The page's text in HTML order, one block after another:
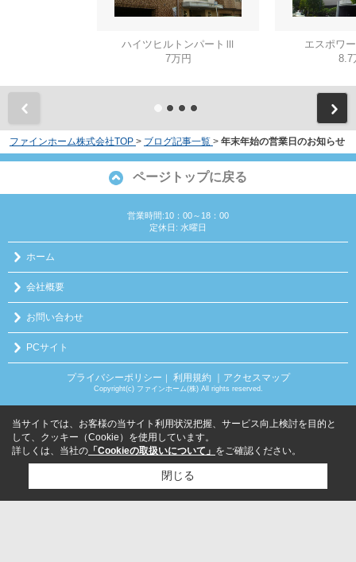
ハイツヒルトンパートⅢ
7万円
エスポワ
8.7
ファインホーム株式会社TOP > ブログ記事一覧 > 年末年始の営業日のお知らせ
ページトップに戻る
営業時間:10：00～18：00
定休日: 水曜日
ホーム
会社概要
お問い合わせ
PCサイト
プライバシーポリシー 利用規約 ｜アクセスマップ
Copyright(c) ファインホーム(株) All rights reserved.
当サイトでは、お客様の当サイト利用状況把握、サービス向上検討を目的と
して、クッキー（Cookie）を使用しています。
詳しくは、当社の 「Cookieの取扱いについて」 をご確認ください。
閉じる